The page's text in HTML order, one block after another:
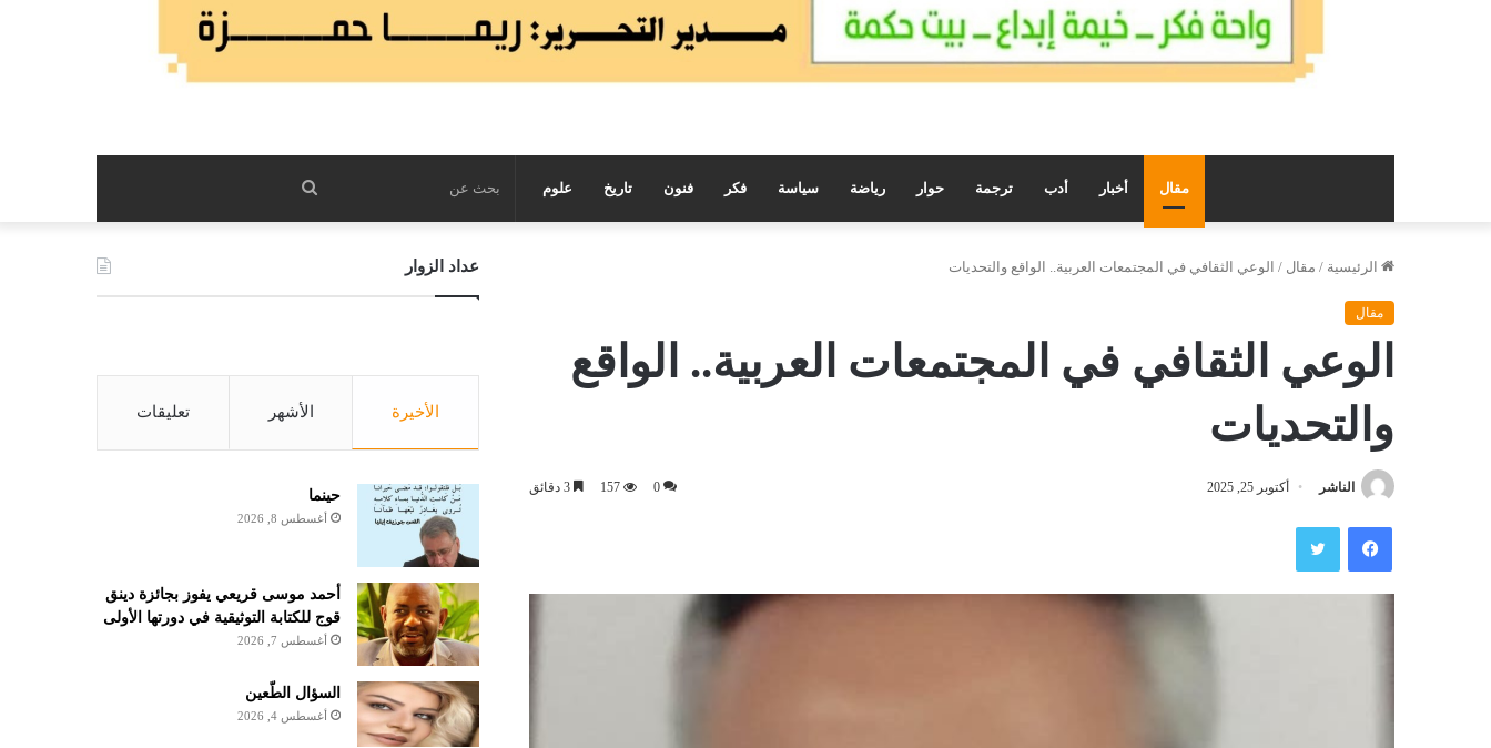
مقال أخبار أدب ترجمة حوار رياضة سياسة فكر فنون تاريخ علوم بحث
الرئيسية / مقال / الوعي الثقافي في المجتمعات العربية.. الواقع والتحديات
مقال
الوعي الثقافي في المجتمعات العربية.. الواقع
والتحديات
الناشر أكتوبر 25, 2025 0
157
فيسبوك تويتر
عداد الزوار
الأخيرة الأشهر تعليقات
حينما
أغسطس 8, 2026
أحمد موسى قريعي يفوز بجائزة دينق
قوج للكتابة التوثيقية في دورتها الأولى
أغسطس 7, 2026
السؤال الطّعين
أغسطس 4, 2026